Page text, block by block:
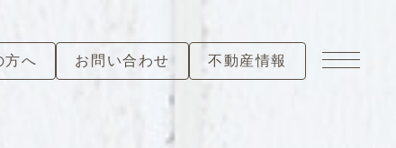
方へ お問い合わせ 不動産情報